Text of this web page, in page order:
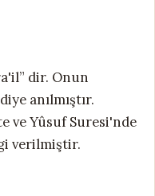
dir. Onun
anılmıştır.
ve Yûsuf Suresi'nde
verilmiştir.